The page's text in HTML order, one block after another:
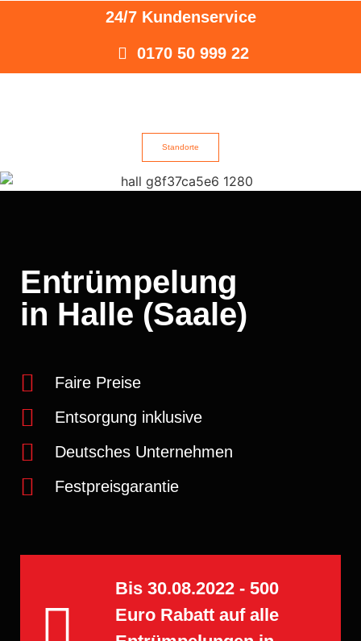
24/7 Kundenservice
0170 50 999 22
Standorte
Entrümpelung
in Halle (Saale)
Faire Preise
Entsorgung inklusive
Deutsches Unternehmen
Festpreisgarantie
Bis 30.08.2022 - 500
Euro Rabatt​ auf alle